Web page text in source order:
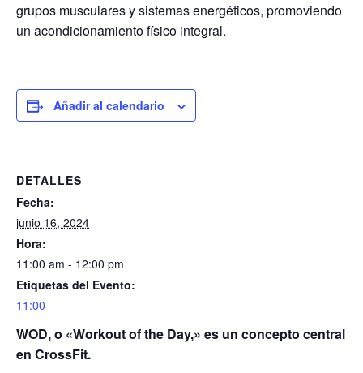
grupos musculares y sistemas energéticos, promoviendo
un acondicionamiento físico integral.
Añadir al calendario
DETALLES
Fecha:
junio 16, 2024
Hora:
11:00 am - 12:00 pm
Etiquetas del Evento:
11:00
WOD, o «Workout of the Day,» es un concepto central
en CrossFit.